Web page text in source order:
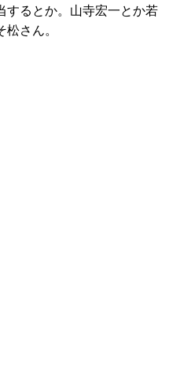
するとか。山寺宏一とか若
さん。